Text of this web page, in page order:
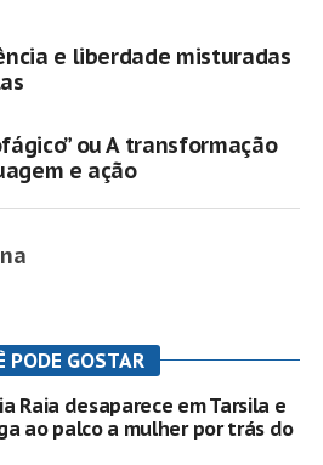
e liberdade misturadas
ou A transformação
e ação
PODE GOSTAR
Raia desaparece em Tarsila e
ao palco a mulher por trás do